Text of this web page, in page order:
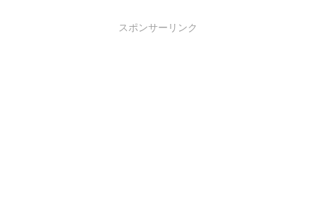
スポンサーリンク